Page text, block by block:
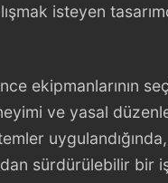
isteyen
ekipmanlarının
ve yasal
sürdürülebilir bir